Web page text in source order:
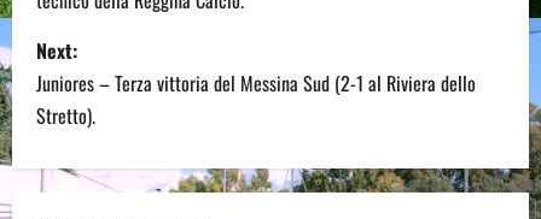
s
t
n
a
Next:
Juniores – Terza vittoria del Messina Sud (2-1 al Riviera dello
Stretto).